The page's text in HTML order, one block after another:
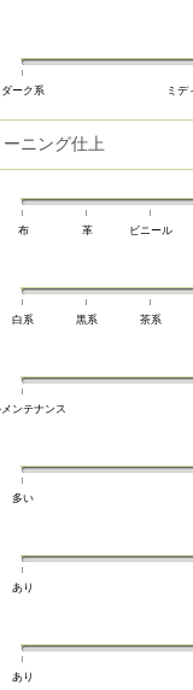
ダーク系 ミデ
ーニング仕上
布 革 ビニール
白系 黒系 茶系
メンテナンス
多い
あり
あり